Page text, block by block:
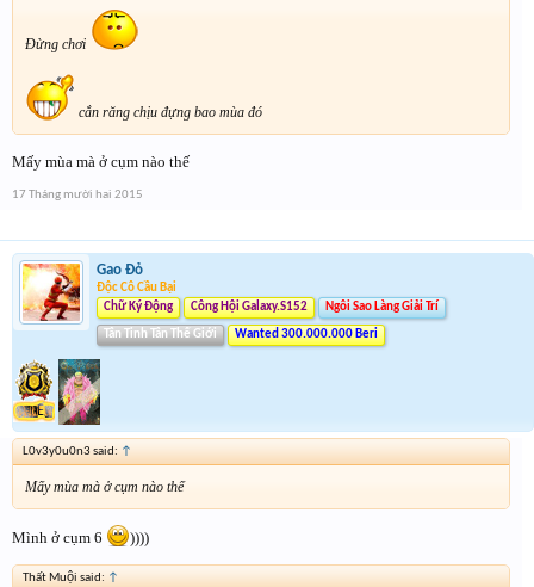
Đừng chơi
cắn răng chịu đựng bao mùa đó
Mấy mùa mà ở cụm nào thế
17 Tháng mười hai 2015
Gao Đỏ
Độc Cô Cầu Bại
Chữ Ký Động
Công Hội Galaxy.S152 Ngôi Sao Làng Giải Trí
Tân Tinh Tân Thế Giới Wanted 300.000.000 Beri
L0v3y0u0n3 said: ↑
Mấy mùa mà ở cụm nào thế
Mình ở cụm 6 ))))
Thất Muội said: ↑